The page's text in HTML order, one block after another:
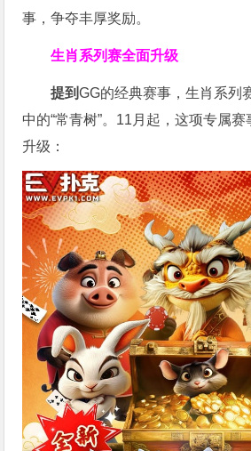
事，争夺丰厚奖励。
生肖系列赛全面升级
提到GG的经典赛事，生肖系列
中的“常青树”。11月起，这项专属
升级：